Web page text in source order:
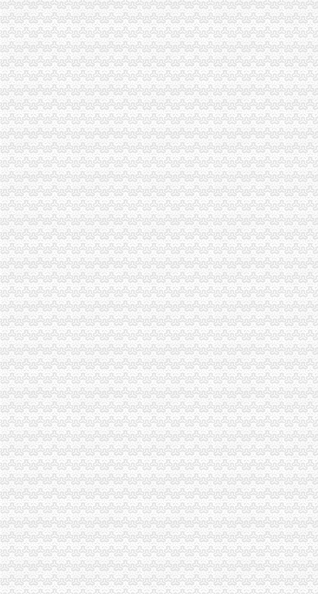
分类广告——凤凰房产北京
武汉民防办地震监测台站远程品牌监控报系统建设项目竞争谈判公
教授杨玲斌福建省霞浦县实验幼儿园副园长-城乡/园林规划-图宝贝文档
大学城办税务登记证
小企业开业办理税务登记需要知道的常识_第1页_四川大学生论坛_院校
北京芍居会计服务、办理税务登记-北京58同城
成都,点燃创业激的地方_滚动_中国网
【石家庄城角税务登记|税务登记证办理|代理税务登记】-石家庄赶集网
宜宾临港开发区大学城职业教育基地-四川理工学院白酒学院项目（二
磁器口办税务登记证
北京办理注册有限公司流程
【办理组织机构代码证、办理税务登记证】-朝大望路易登网
办理税务登记证注销你只需要了解2点_税务登记证注销_税务登记证注
个体户有营业执照,怎么办理税务登记证-生活杂谈-得意生活-武汉生
合肥哪里办税务登记证？-问答-合肥合肥房多多
陈家湾办税务登记证
关于印发《2014年郴州市“民生100工程”考核指标报送要求和验收标
临川区2014年秋季小学招生实施方案--中国临川网
[公告]重庆钢铁：详式权益变动报告书-[中财网]
北京密云
商报分类---深圳商报多媒体数字报刊平台
陈家桥办税务登记证
租售转让|公司|重庆市|重庆_新浪新闻
重庆燃气：2016年年度报告_搜狐财经_搜狐网
方正证券-资讯
沙坪坝区陈家桥院电子摄像监控系统招标公告-中国采招网
2015年太仓学区划分标准-家居装修互动问答
沙坪坝区办税务登记证流程
单位纳税人、个体工商户、分支机构办理税务登记证的流程
开沙场与开采石场手续_破碎机厂家
卫生执照公司_卫生执照厂家_公司黄页-阿里巴巴
2017年公司注册流程-法律快车公司法
注册个公司要多少钱？注册公司流程步骤_更富学院_资讯_更富网
重庆办税务登记证
求助！！分公司关于办理税务登记证之事-职场人生-广州妈妈论坛
办理税务登记证需要什么材料_搜指南
证件办理-地税局-办理税务登记证
武隆县人民办公室关于印发武隆县“三证合一”登记制度改革实施
办石场开采证都要走哪些程序_破碎机厂家